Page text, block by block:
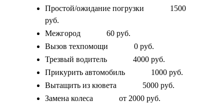
Простой/ожидание погрузки
1500
руб.
Межгород
60 руб.
Вызов техпомощи
0 руб.
Трезвый водитель
4000 руб.
Прикурить автомобиль
1000 руб.
Вытащить из кювета
5000 руб.
Замена колеса
от 2000 руб.